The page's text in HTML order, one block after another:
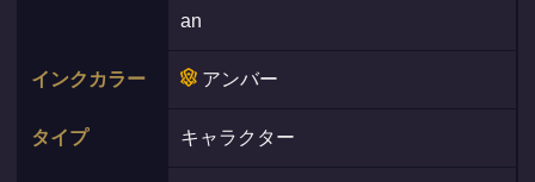
an
インクカラー アンバー
タイプ キャラクター